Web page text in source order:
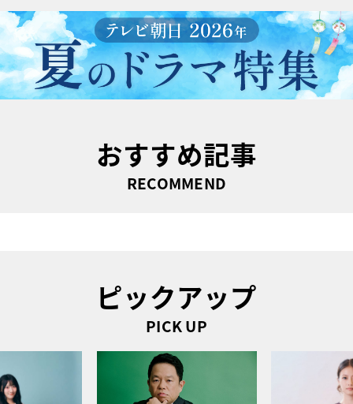
おすすめ記事
RECOMMEND
ピックアップ
PICK UP